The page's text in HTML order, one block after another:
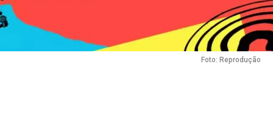
Foto: Reprodução